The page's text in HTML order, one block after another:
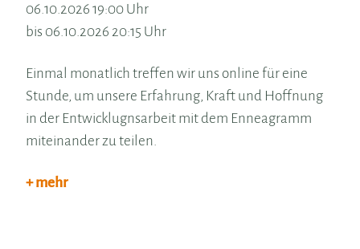
06.10.2026 19:00 Uhr
bis 06.10.2026 20:15 Uhr
Einmal monatlich treffen wir uns online für eine
Stunde, um unsere Erfahrung, Kraft und Hoffnung
in der Entwicklugnsarbeit mit dem Enneagramm
miteinander zu teilen.
+ mehr